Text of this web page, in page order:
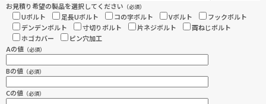
お見積り希望の製品を選択してください （必須）
Uボルト 足長Uボルト コの字ボルト Vボルト
フックボルト
デンデンボルト
寸切りボルト 片ネジボルト
両ねじボルト
ホゴカバー
ピン穴加工
Aの値 （必須）
Bの値 （必須）
Cの値 （必須）